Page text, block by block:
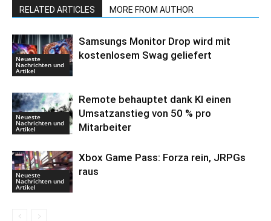
RELATED ARTICLES MORE FROM AUTHOR
Neueste
Nachrichten und
Artikel
Samsungs Monitor Drop wird mit
kostenlosem Swag geliefert
Neueste
Nachrichten und
Artikel
Remote behauptet dank KI einen
Umsatzanstieg von 50 % pro
Mitarbeiter
Neueste
Nachrichten und
Artikel
Xbox Game Pass: Forza rein, JRPGs
raus